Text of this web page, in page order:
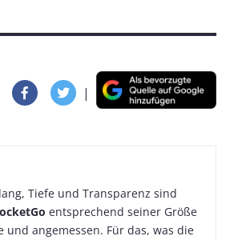
|
Tiefe und Transparenz sind
entsprechend seiner Größe
und angemessen. Für das, was die